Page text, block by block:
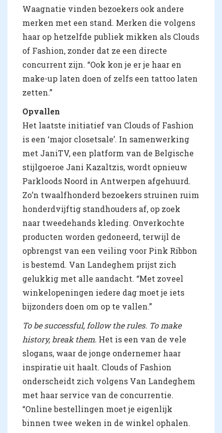
Waagnatie vinden bezoekers ook andere
merken met een stand. Merken die volgens
haar op hetzelfde publiek mikken als Clouds
of Fashion, zonder dat ze een directe
concurrent zijn. “Ook kon je er je haar en
make-up laten doen of zelfs een tattoo laten
zetten.”
Opvallen
Het laatste initiatief van Clouds of Fashion
is een ‘major closetsale’. In samenwerking
met JaniTV, een platform van de Belgische
stijlgoeroe Jani Kazaltzis, wordt opnieuw
Parkloods Noord in Antwerpen afgehuurd.
Zo’n twaalfhonderd bezoekers struinen ruim
honderdvijftig standhouders af, op zoek
naar tweedehands kleding. Onverkochte
producten worden gedoneerd, terwijl de
opbrengst van een veiling voor Pink Ribbon
is bestemd. Van Landeghem prijst zich
gelukkig met alle aandacht. “Met zoveel
winkelopeningen iedere dag moet je iets
bijzonders doen om op te vallen.”
To be successful, follow the rules. To make
history, break them. Het is een van de vele
slogans, waar de jonge ondernemer haar
inspiratie uit haalt. Clouds of Fashion
onderscheidt zich volgens Van Landeghem
met haar service van de concurrentie.
“Online bestellingen moet je eigenlijk
binnen twee weken in de winkel ophalen.